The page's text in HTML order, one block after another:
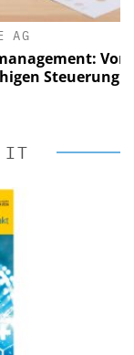
Von
Steuerung
IT